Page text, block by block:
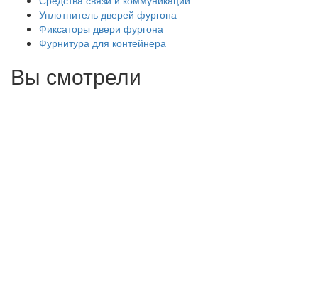
Уплотнитель дверей фургона
Фиксаторы двери фургона
Фурнитура для контейнера
Вы смотрели